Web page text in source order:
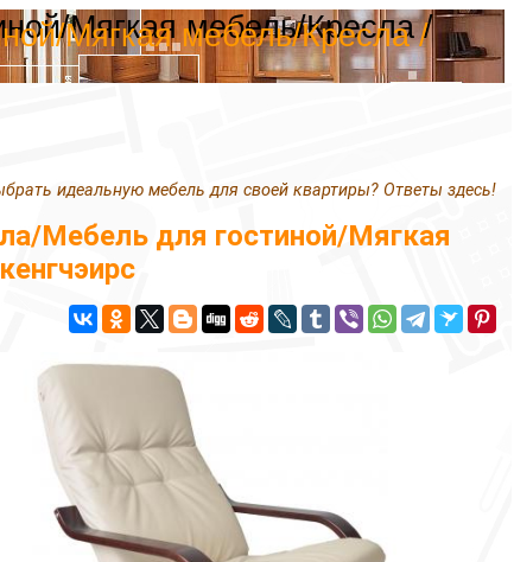
Мягкая мебель/Кресла /
Мягкая мебель/Кресла /
идеальную мебель для своей квартиры? Ответы здесь!
Мебель для гостиной/Мягкая